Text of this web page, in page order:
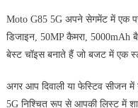
Moto G85 5G अपने सेगमेंट में एक
डिजाइन, 50MP कैमरा, 5000mAh
बेस्ट चॉइस बनाते हैं जो बजट में एक
अगर आप दिवाली या फेस्टिव सीजन
5G निश्चित रूप से आपकी लिस्ट में